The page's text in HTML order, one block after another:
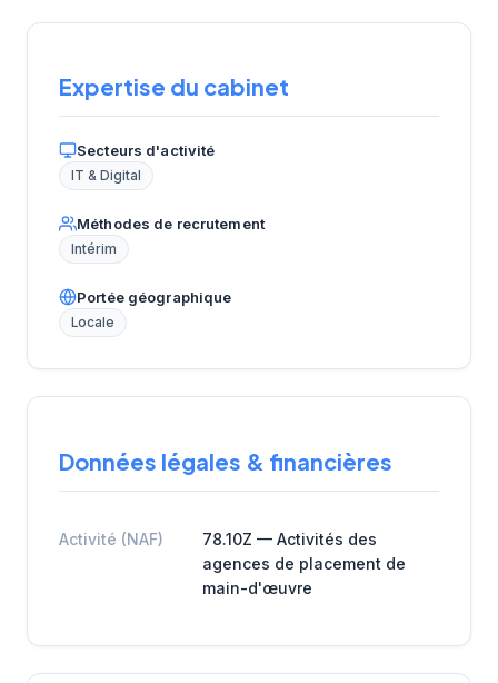
Expertise du cabinet
Secteurs d'activité
IT & Digital
Méthodes de recrutement
Intérim
Portée géographique
Locale
Données légales & financières
Activité (NAF)
78.10Z — Activités des
agences de placement de
main-d'œuvre